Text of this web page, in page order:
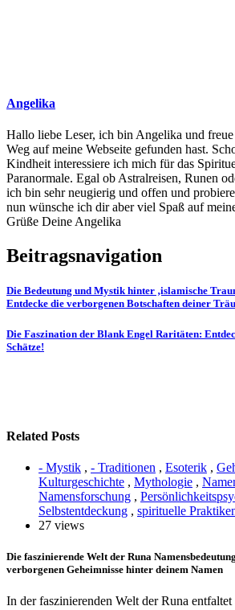
Angelika
Hallo liebe Leser, ich bin Angelika und freue
Weg auf meine Webseite gefunden hast.
Kindheit interessiere ich mich für das
Paranormale. Egal ob Astralreisen, Runen
ich bin sehr neugierig und offen und
nun wünsche ich dir aber viel Spaß auf
Grüße Deine Angelika
Beitragsnavigation
Die Bedeutung und Mystik hinter ‚islamische
Entdecke die verborgenen Botschaften deiner
Die Faszination der Blank Engel Raritäten:
Schätze!
Related Posts
- Mystik , - Traditionen , Esoterik ,
Kulturgeschichte , Mythologie ,
Namensforschung ,
Selbstentdeckung , spirituelle
27 views
Die faszinierende Welt der Runa
verborgenen Geheimnisse hinter deinem Namen
In der faszinierenden Welt der Runa